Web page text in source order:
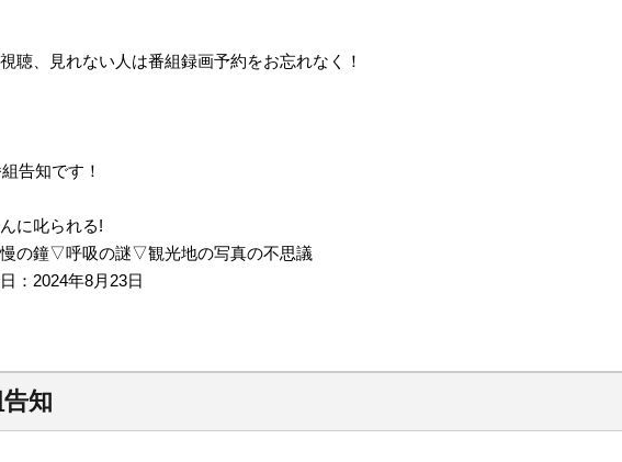
聴、見れない人は番組録画予約をお忘れなく！
告知です！
に叱られる!
の鐘▽呼吸の謎▽観光地の写真の不思議
：2024年8月23日
知